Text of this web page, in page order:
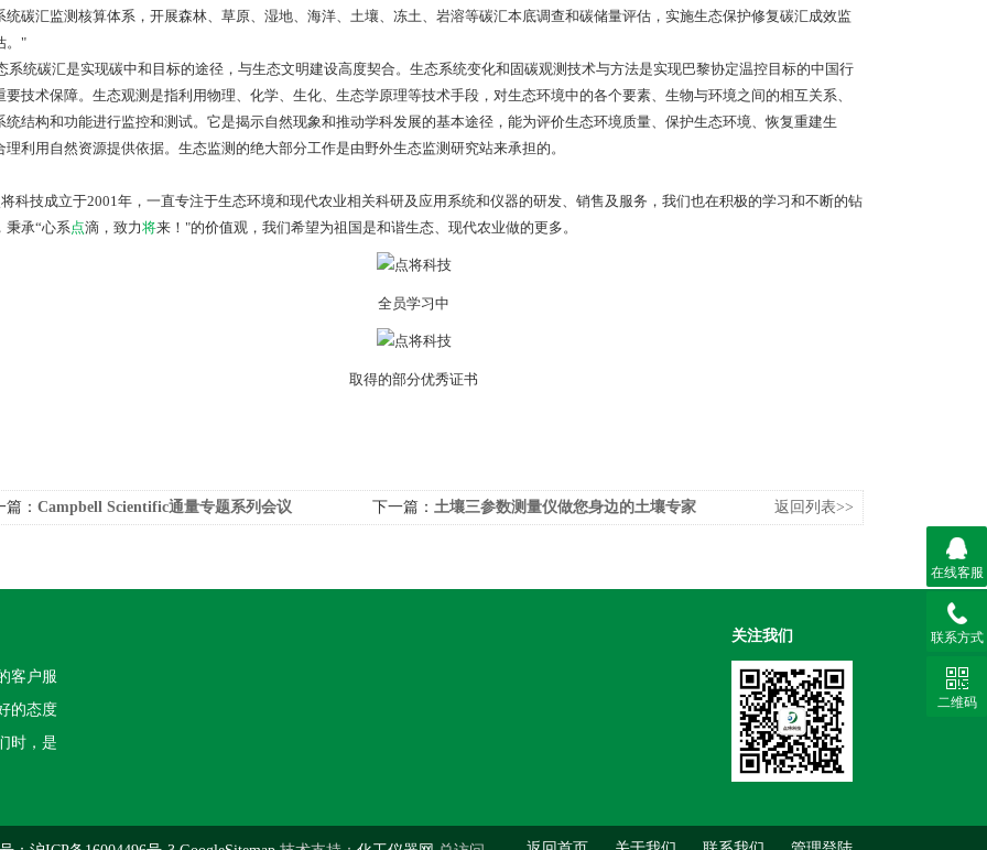
统碳汇监测核算体系，开展森林、草原、湿地、海洋、土壤、冻土、岩溶等碳汇本底调查和碳储量评估，实施生态保护修复碳汇成效监
。"
统碳汇是实现碳中和目标的途径，与生态文明建设高度契合。生态系统变化和固碳观测技术与方法是实现巴黎协定温控目标的中国行
要技术保障。生态观测是指利用物理、化学、生化、生态学原理等技术手段，对生态环境中的各个要素、生物与环境之间的相互关系、
统结构和功能进行监控和测试。它是揭示自然现象和推动学科发展的基本途径，能为评价生态环境质量、保护生态环境、恢复重建生
理利用自然资源提供依据。生态监测的绝大部分工作是由野外生态监测研究站来承担的。
技成立于2001年，一直专注于生态环境和现代农业相关科研及应用系统和仪器的研发、销售及服务，我们也在积极的学习和不断的钻
秉承“心系 点滴，致力将来！"的价值观，我们希望为祖国是和谐生态、现代农业做的更多。
全员学习中
取得的部分优秀证书
篇： Campbell Scientific通量专题系列会议 下一篇： 土壤三参数测量仪做您身边的土壤专家 返回列表>>
客户服
的态度
时，是
关注我们
在线客服
联系方式
二维码